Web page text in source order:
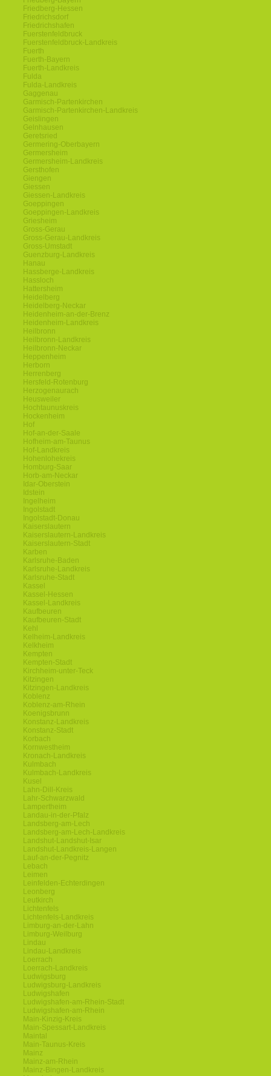
Friedberg-Hessen
Friedrichsdorf
Friedrichshafen
Fuerstenfeldbruck
Fuerstenfeldbruck-Landkreis
Fuerth
Fuerth-Bayern
Fuerth-Landkreis
Fulda
Fulda-Landkreis
Gaggenau
Garmisch-Partenkirchen
Garmisch-Partenkirchen-Landkreis
Geislingen
Gelnhausen
Geretsried
Germering-Oberbayern
Germersheim
Germersheim-Landkreis
Gersthofen
Giengen
Giessen
Giessen-Landkreis
Goeppingen
Goeppingen-Landkreis
Griesheim
Gross-Gerau
Gross-Gerau-Landkreis
Gross-Umstadt
Guenzburg-Landkreis
Hanau
Hassberge-Landkreis
Hassloch
Hattersheim
Heidelberg
Heidelberg-Neckar
Heidenheim-an-der-Brenz
Heidenheim-Landkreis
Heilbronn
Heilbronn-Landkreis
Heilbronn-Neckar
Heppenheim
Herborn
Herrenberg
Hersfeld-Rotenburg
Herzogenaurach
Heusweiler
Hochtaunuskreis
Hockenheim
Hof
Hof-an-der-Saale
Hofheim-am-Taunus
Hof-Landkreis
Hohenlohekreis
Homburg-Saar
Horb-am-Neckar
Idar-Oberstein
Idstein
Ingelheim
Ingolstadt
Ingolstadt-Donau
Kaiserslautern
Kaiserslautern-Landkreis
Kaiserslautern-Stadt
Karben
Karlsruhe-Baden
Karlsruhe-Landkreis
Karlsruhe-Stadt
Kassel
Kassel-Hessen
Kassel-Landkreis
Kaufbeuren
Kaufbeuren-Stadt
Kehl
Kelheim-Landkreis
Kelkheim
Kempten
Kempten-Stadt
Kirchheim-unter-Teck
Kitzingen
Kitzingen-Landkreis
Koblenz
Koblenz-am-Rhein
Koenigsbrunn
Konstanz-Landkreis
Konstanz-Stadt
Korbach
Kornwestheim
Kronach-Landkreis
Kulmbach
Kulmbach-Landkreis
Kusel
Lahn-Dill-Kreis
Lahr-Schwarzwald
Lampertheim
Landau-in-der-Pfalz
Landsberg-am-Lech
Landsberg-am-Lech-Landkreis
Landshut-Landshut-Isar
Landshut-Landkreis-Langen
Lauf-an-der-Pegnitz
Lebach
Leimen
Leinfelden-Echterdingen
Leonberg
Leutkirch
Lichtenfels
Lichtenfels-Landkreis
Limburg-an-der-Lahn
Limburg-Weilburg
Lindau
Lindau-Landkreis
Loerrach
Loerrach-Landkreis
Ludwigsburg
Ludwigsburg-Landkreis
Ludwigshafen
Ludwigshafen-am-Rhein-Stadt
Ludwigshafen-am-Rhein
Main-Kinzig-Kreis
Main-Spessart-Landkreis
Maintal
Main-Taunus-Kreis
Mainz
Mainz-am-Rhein
Mainz-Bingen-Landkreis